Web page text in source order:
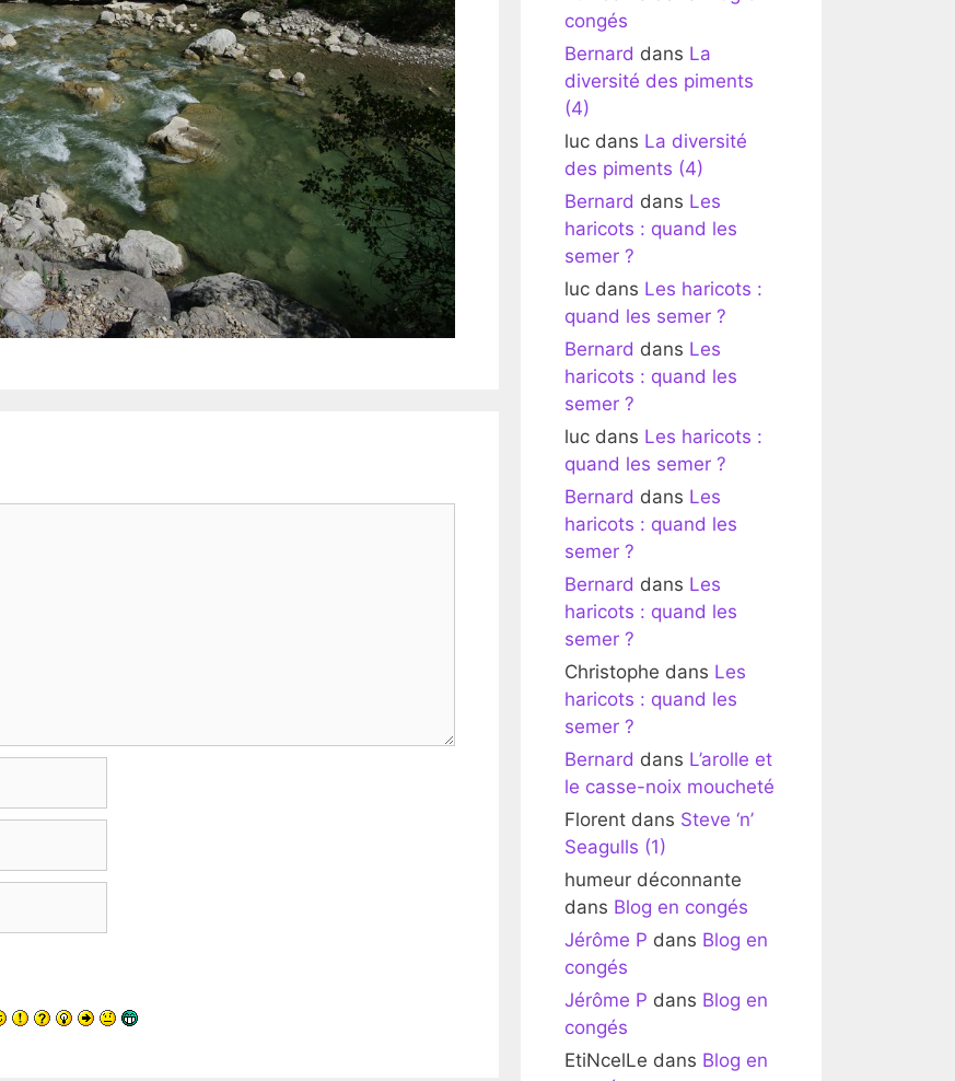
congés
Bernard dans La
diversité des piments
(4)
luc dans La diversité
des piments (4)
Bernard dans Les
haricots : quand les
semer ?
luc dans Les haricots :
quand les semer ?
Bernard dans Les
haricots : quand les
semer ?
luc dans Les haricots :
quand les semer ?
Bernard dans Les
haricots : quand les
semer ?
Bernard dans Les
haricots : quand les
semer ?
Christophe dans Les
haricots : quand les
semer ?
Bernard dans L’arolle et
le casse-noix moucheté
Florent dans Steve ‘n’
Seagulls (1)
humeur déconnante
dans Blog en congés
Jérôme P dans Blog en
congés
Jérôme P dans Blog en
congés
EtiNcelLe dans Blog en